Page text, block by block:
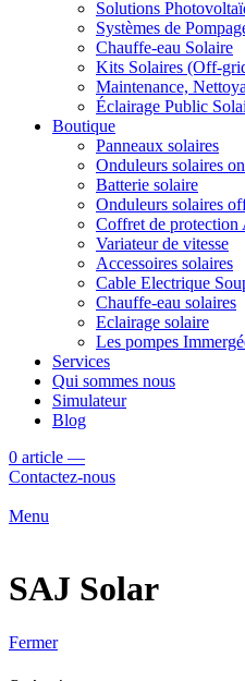
Solutions
Systèmes de
Chauffe-eau Solaire
Kits Solaires (Off-
Maintenance,
Éclairage Public
Boutique
Panneaux solaires
Onduleurs solaires
Batterie solaire
Onduleurs solaires
Coffret de protection
Variateur de vitesse
Accessoires solaires
Cable Electrique
Chauffe-eau solaires
Eclairage solaire
Les pompes
Services
Qui sommes nous
Simulateur
Blog
0 article —
Contactez-nous
Menu
SAJ Solar
Fermer